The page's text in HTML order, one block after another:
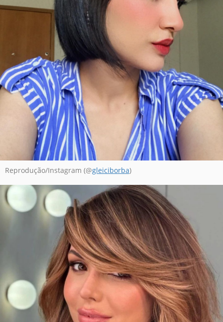
Reprodução/Instagram (@gleiciborba)